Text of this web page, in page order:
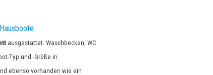
ausgestattet. Waschbecken, WC
Typ und -Größe in
ebenso vorhanden wie ein